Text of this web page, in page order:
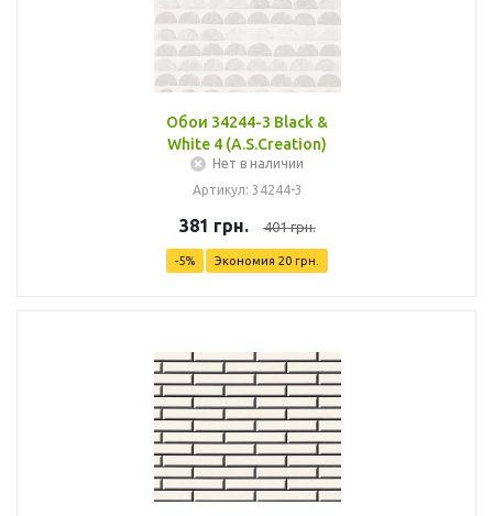
Обои 34244-3 Black &
White 4 (A.S.Creation)
Нет в наличии
Артикул: 34244-3
381 грн. 401грн.
-5% Экономия 20 грн.